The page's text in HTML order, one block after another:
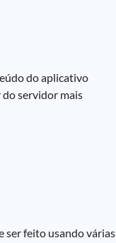
do aplicativo
servidor mais
ser feito usando várias